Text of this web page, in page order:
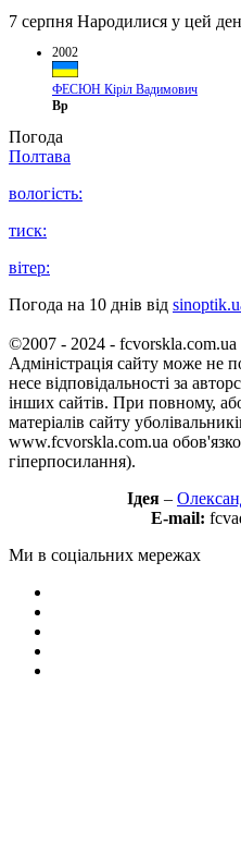
7 серпня Народилися у цей
2002
ФЕСЮН Кіріл Вадимович
Вр
Погода
Полтава
вологість:
тиск:
вітер:
Погода на 10 днів від
©2007 - 2024 - fcvorskla.com.ua
Адміністрація сайту може не
несе відповідальності за
інших сайтів. При повному,
матеріалів сайту
www.fcvorskla.com.ua
гіперпосилання).
Ідея –
E-mail:
Ми в соціальних мережах